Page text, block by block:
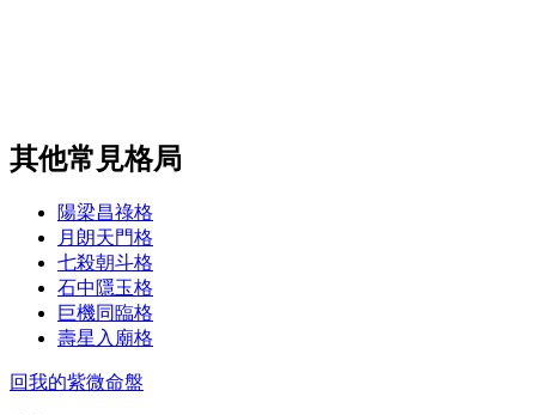
其他常見格局
陽梁昌祿格
月朗天門格
七殺朝斗格
石中隱玉格
巨機同臨格
壽星入廟格
回我的紫微命盤